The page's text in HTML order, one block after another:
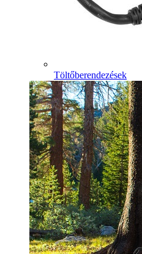
Töltőberendezések